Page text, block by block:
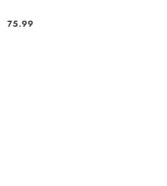
Cena:
75.99